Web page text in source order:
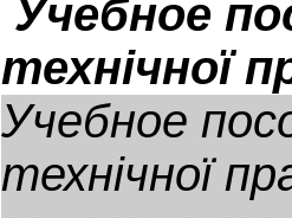
Учебное
технічної
Учебное
технічної